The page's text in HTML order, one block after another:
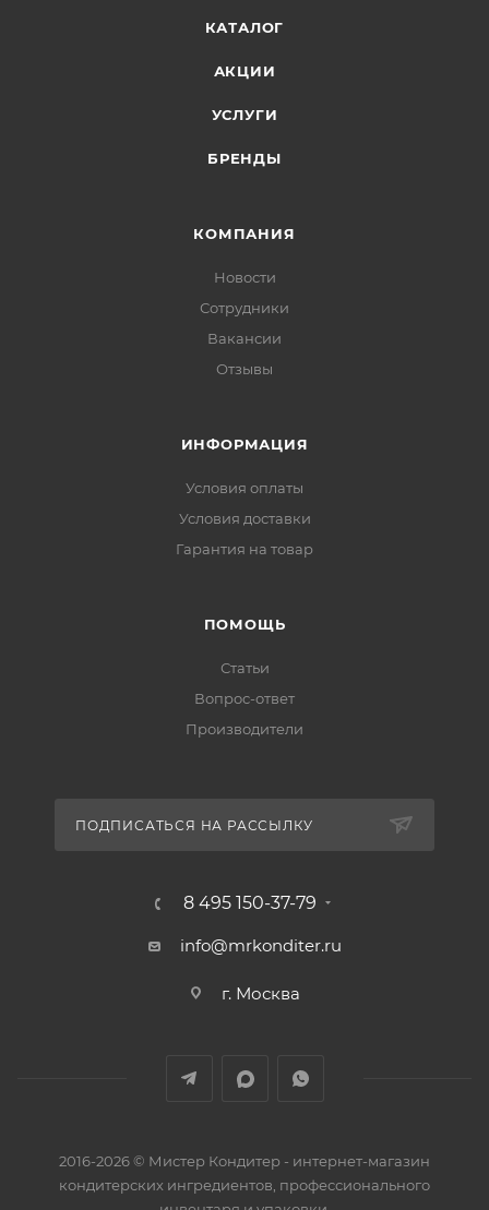
КАТАЛОГ
АКЦИИ
УСЛУГИ
БРЕНДЫ
КОМПАНИЯ
Новости
Сотрудники
Вакансии
Отзывы
ИНФОРМАЦИЯ
Условия оплаты
Условия доставки
Гарантия на товар
ПОМОЩЬ
Статьи
Вопрос-ответ
Производители
ПОДПИСАТЬСЯ НА РАССЫЛКУ
8 495 150-37-79
info@mrkonditer.ru
г. Москва
2016-2026 © Мистер Кондитер - интернет-магазин
кондитерских ингредиентов, профессионального